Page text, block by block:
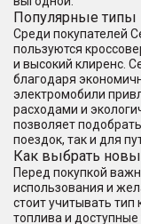
Популярные типы
Среди покупателей
пользуются
и высокий клиренс.
благодаря
электромобили
расходами и
позволяет
поездок, так и для
Как выбрать
Перед покупкой
использования и
стоит учитывать тип
топлива и доступные